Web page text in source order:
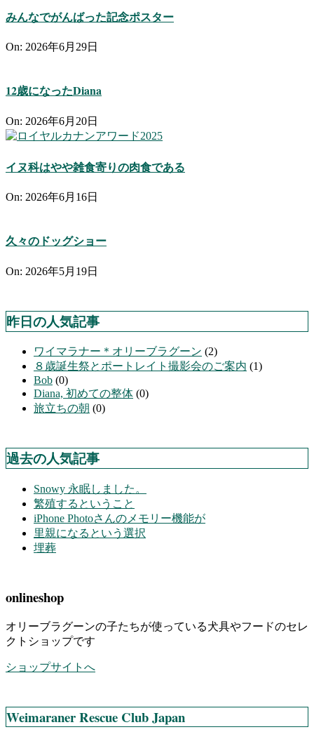
みんなでがんばった記念ポスター
On: 2026年6月29日
12歳になったDiana
On: 2026年6月20日
イヌ科はやや雑食寄りの肉食である
On: 2026年6月16日
久々のドッグショー
On: 2026年5月19日
昨日の人気記事
ワイマラナー＊オリーブラグーン (2)
８歳誕生祭とポートレイト撮影会のご案内 (1)
Bob (0)
Diana, 初めての整体 (0)
旅立ちの朝 (0)
過去の人気記事
Snowy 永眠しました。
繁殖するということ
iPhone Photoさんのメモリー機能が
里親になるという選択
埋葬
onlineshop
オリーブラグーンの子たちが使っている犬具やフードのセレ
クトショップです
ショップサイトへ
Weimaraner Rescue Club Japan